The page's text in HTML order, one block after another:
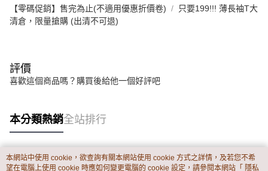
【零碼促銷】售完為止(不適用優惠折價卷)
只要199!!! 薄長袖T大
清倉，限量搶購 (出清不可退)
評價
喜歡這個商品嗎？購買後給他一個好評吧
本分類熱銷全站排行
熱門標籤
本網站中使用 cookie，欲查詢有關本網站使用 cookie 方式之詳情，及若您不希
望在電腦上使用 cookie 時應如何變更電腦的 cookie 設定，請參閱本網站「 隱私